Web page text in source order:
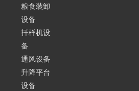
品和价格。就一定能找到适合自身需求，
华中机械扒谷机生产定制维保厂家的工程
扒谷机产品咨询，解决方案提供和产品免
电我们，搜取扒谷机系列产品的最新价
粮食装卸
设备
扦样机设
备
通风设备
升降平台
设备